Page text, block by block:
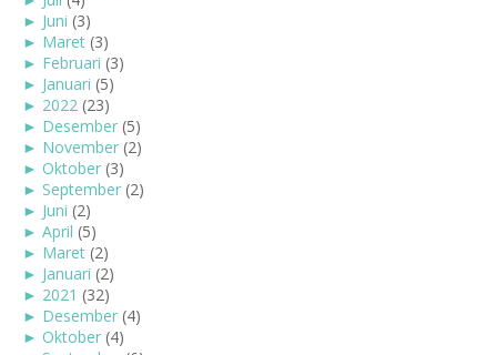
► Juni (3)
► Maret (3)
► Februari (3)
► Januari (5)
► 2022 (23)
► Desember (5)
► November (2)
► Oktober (3)
► September (2)
► Juni (2)
► April (5)
► Maret (2)
► Januari (2)
► 2021 (32)
► Desember (4)
► Oktober (4)